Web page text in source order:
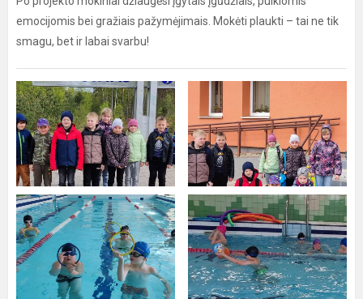
emocijomis bei gražiais pažymėjimais. Mokėti plaukti – tai ne tik
smagu, bet ir labai svarbu!